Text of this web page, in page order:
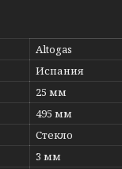
Altogas
Испания
25 мм
495 мм
Стекло
3 мм